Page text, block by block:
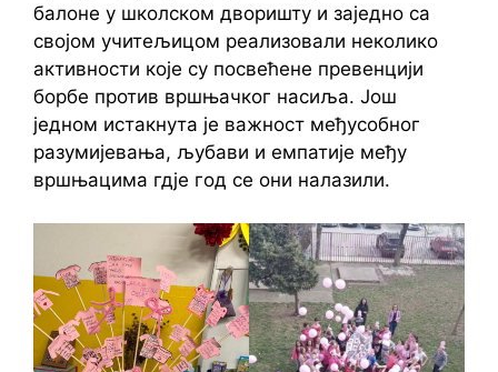
балоне у школском дворишту и заједно са
својом учитељицом реализовали неколико
активности које су посвећене превенцији
борбе против вршњачког насиља. Још
једном истакнута је важност међусобног
разумијевања, љубави и емпатије међу
вршњацима гдје год се они налазили.